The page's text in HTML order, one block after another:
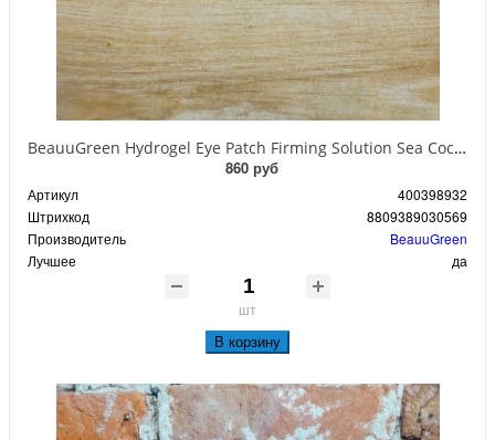
BeauuGreen Hydrogel Eye Patch Firming Solution Sea Cocumber & Black Гидрогелевые патчи для кожи вокруг глаз с экстрактом черного морского огурца 60 шт 90 гр
860 руб
Артикул
400398932
Штрихкод
8809389030569
Производитель
BeauuGreen
Лучшее
да
шт
В корзину